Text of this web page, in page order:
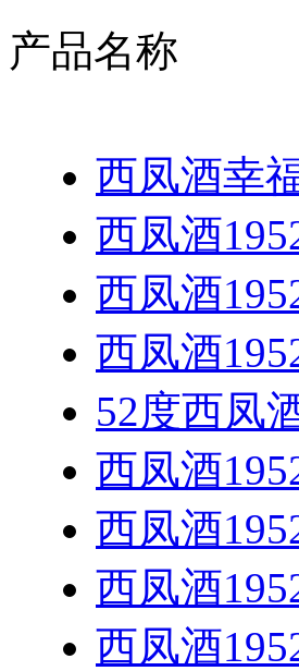
产品名称
西凤酒幸
西凤酒
西凤酒
西凤酒
52度西凤
西凤酒
西凤酒
西凤酒
西凤酒